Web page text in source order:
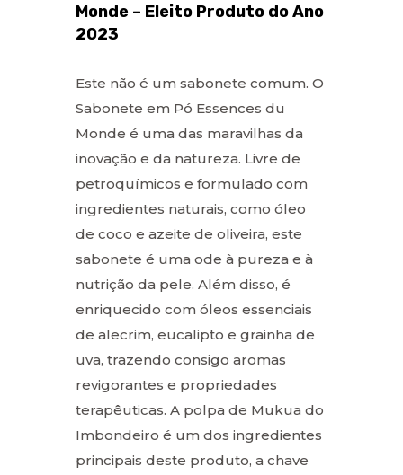
Monde – Eleito Produto do Ano
2023
Este não é um sabonete comum. O
Sabonete em Pó Essences du
Monde é uma das maravilhas da
inovação e da natureza. Livre de
petroquímicos e formulado com
ingredientes naturais, como óleo
de coco e azeite de oliveira, este
sabonete é uma ode à pureza e à
nutrição da pele. Além disso, é
enriquecido com óleos essenciais
de alecrim, eucalipto e grainha de
uva, trazendo consigo aromas
revigorantes e propriedades
terapêuticas. A polpa de Mukua do
Imbondeiro é um dos ingredientes
principais deste produto, a chave